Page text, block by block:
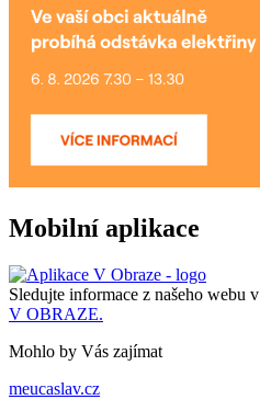
Mobilní aplikace
Sledujte informace z našeho webu v
V OBRAZE.
Mohlo by Vás zajímat
meucaslav.cz